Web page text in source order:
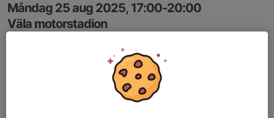
Måndag 25 aug 2025, 17:00-20:00
Väla motorstadion